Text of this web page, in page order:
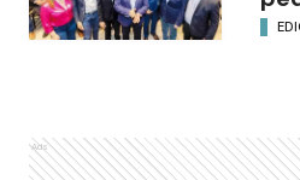
Ads